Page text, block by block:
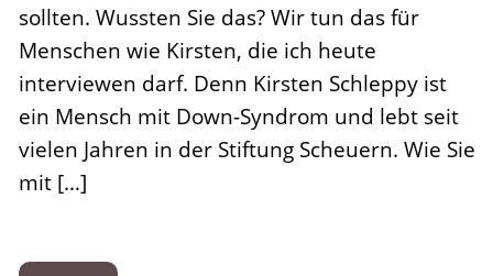
sollten. Wussten Sie das? Wir tun das für
Menschen wie Kirsten, die ich heute
interviewen darf. Denn Kirsten Schleppy ist
ein Mensch mit Down-Syndrom und lebt seit
vielen Jahren in der Stiftung Scheuern. Wie Sie
mit […]